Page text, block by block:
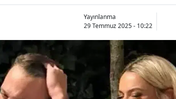
Yayınlanma
29 Temmuz 2025 - 10:22